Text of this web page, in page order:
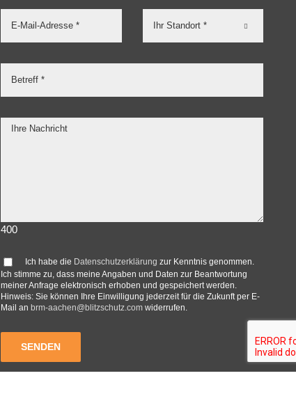

400
Ich habe die Datenschutzerklärung zur Kenntnis genommen.
Ich stimme zu, dass meine Angaben und Daten zur Beantwortung
meiner Anfrage elektronisch erhoben und gespeichert werden.
Hinweis: Sie können Ihre Einwilligung jederzeit für die Zukunft per E-
Mail an brm-aachen@blitzschutz.com widerrufen.